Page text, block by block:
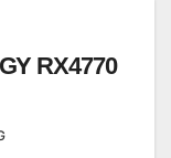
RX4770